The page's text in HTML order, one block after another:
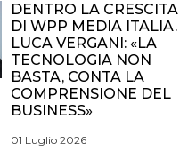
DENTRO LA CRESCITA
DI WPP MEDIA ITALIA.
LUCA VERGANI: «LA
TECNOLOGIA NON
BASTA, CONTA LA
COMPRENSIONE DEL
BUSINESS»
01 Luglio 2026